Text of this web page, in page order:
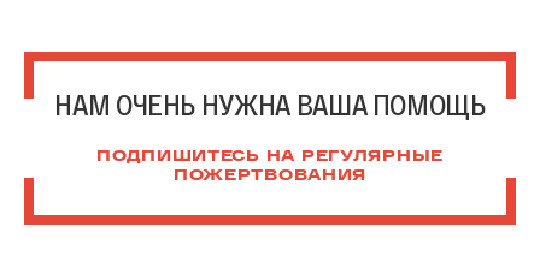
НАМ ОЧЕНЬ НУЖНА ВАША ПОМОЩЬ
ПОДПИШИТЕСЬ НА РЕГУЛЯРНЫЕ
ПОЖЕРТВОВАНИЯ